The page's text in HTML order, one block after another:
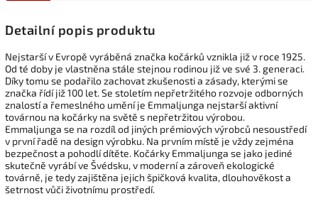
Detailní popis produktu
Nejstarší v Evropě vyráběná značka kočárků vznikla již v roce 1925.
Od té doby je vlastněna stále stejnou rodinou již ve své 3. generaci.
Díky tomu se podařilo zachovat zkušenosti a zásady, kterými se
značka řídí již 100 let. Se stoletím nepřetržitého rozvoje odborných
znalostí a řemeslného umění je Emmaljunga nejstarší aktivní
továrnou na kočárky na světě s nepřetržitou výrobou.
Emmaljunga se na rozdíl od jiných prémiových výrobců nesoustředí
v první řadě na design výrobku. Na prvním místě je vždy zejména
bezpečnost a pohodlí dítěte. Kočárky Emmaljunga se jako jediné
skutečně vyrábí ve Švédsku, v moderní a zároveň ekologické
továrně, je tedy zajištěna jejich špičková kvalita, dlouhověkost a
šetrnost vůči životnímu prostředí.